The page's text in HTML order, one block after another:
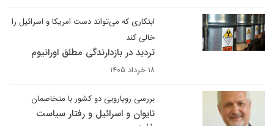
ابتکاری که می‌تواند دست امریکا و اسرائیل را
خالی کند
تردید در بازدارندگی مطلق اورانیوم
۱۸ خرداد ۱۴۰۵
بررسی رویارویی دو کشور با متخاصمان
تایوان و اسرائیل و رفتار سیاست